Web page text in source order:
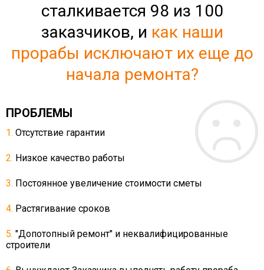
сталкивается 98 из 100
заказчиков, и как наши
прорабы исключают их еще до
начала ремонта?
ПРОБЛЕМЫ
Отсутствие гарантии
Низкое качество работы
Постоянное увеличение стоимости сметы
Растягивание сроков
"Допотопный ремонт" и неквалифицированные
строители